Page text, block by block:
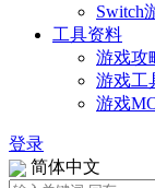
Switch
工具资料
游戏攻
游戏工
游戏
登录
简体中文